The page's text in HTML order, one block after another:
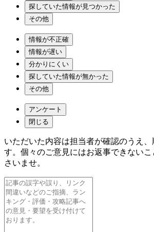
探していた情報が見つかった
その他
情報が不正確
情報が遅い
分かりにくい
探していた情報が無かった
その他
アンケート
閉じる
いただいた内容は担当者が確認のうえ、
す。個々のご意見にはお返事できない
さいませ。